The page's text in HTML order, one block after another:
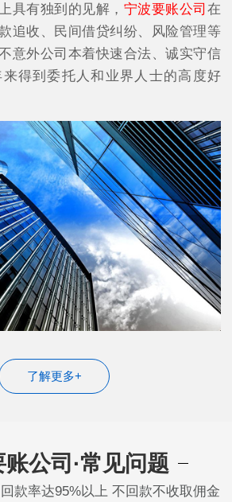
具有独到的见解， 宁波要账公司在
追收、民间借贷纠纷、风险管理等
意外公司本着快速合法、诚实守信
得到委托人和业界人士的高度好
了解更多+
公司·常见问题
款率达95%以上 不回款不收取佣金